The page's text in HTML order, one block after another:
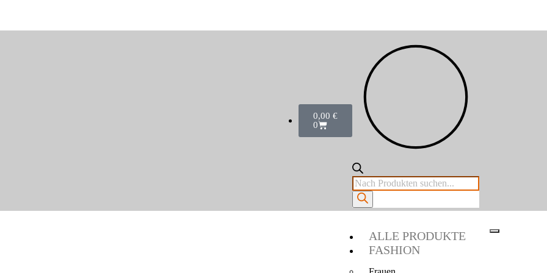
0,00 €
0
ALLE PRODUKTE
FASHION